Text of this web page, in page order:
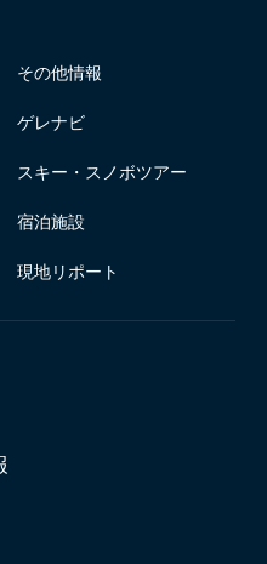
その他情報
ゲレナビ
スキー・スノボツアー
宿泊施設
現地リポート